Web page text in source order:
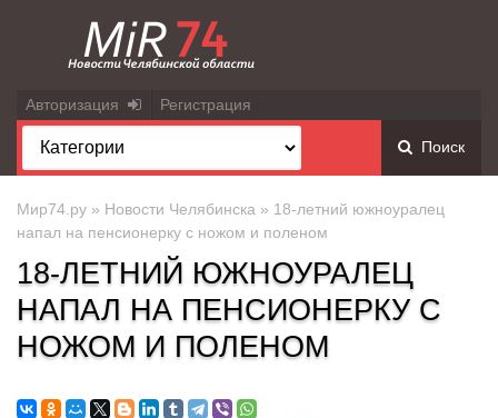
Авторизация Регистрация
Поиск
Мир74.ру » Новости Челябинска » 18-летний южноуралец
напал на пенсионерку с ножом и поленом
18-ЛЕТНИЙ ЮЖНОУРАЛЕЦ
НАПАЛ НА ПЕНСИОНЕРКУ С
НОЖОМ И ПОЛЕНОМ